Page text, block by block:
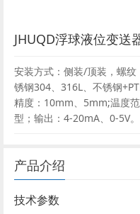
JHUQD浮球液位变送
安装方式：侧装/顶装，螺
锈钢304、316L、不锈钢
精度：10mm、5mm;温度
型；输出：4-20mA、0-5V。
产品介绍
技术参数